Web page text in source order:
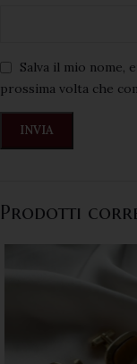
Salva il mio nome,
prossima volta che
Prodotti